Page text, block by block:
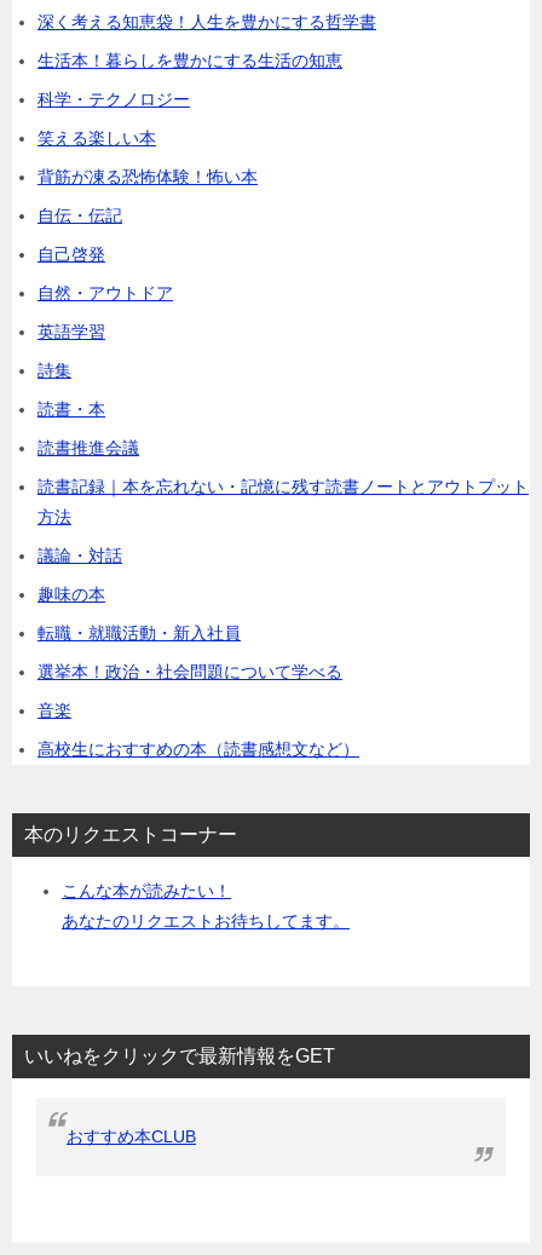
深く考える知恵袋！人生を豊かにする哲学書
生活本！暮らしを豊かにする生活の知恵
科学・テクノロジー
笑える楽しい本
背筋が凍る恐怖体験！怖い本
自伝・伝記
自己啓発
自然・アウトドア
英語学習
詩集
読書・本
読書推進会議
読書記録｜本を忘れない・記憶に残す読書ノートとアウトプット
方法
議論・対話
趣味の本
転職・就職活動・新入社員
選挙本！政治・社会問題について学べる
音楽
高校生におすすめの本（読書感想文など）
本のリクエストコーナー
こんな本が読みたい！
あなたのリクエストお待ちしてます。
いいねをクリックで最新情報をGET
おすすめ本CLUB